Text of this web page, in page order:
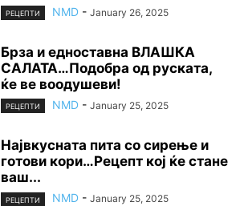
РЕЦЕПТИ NMD - January 26, 2025
Брза и едноставна ВЛАШКА
САЛАТА…Подобра од руската,
ќе ве воодушеви!
РЕЦЕПТИ NMD - January 25, 2025
Највкусната пита со сирење и
готови кори…Рецепт кој ќе стане
ваш...
РЕЦЕПТИ NMD - January 25, 2025